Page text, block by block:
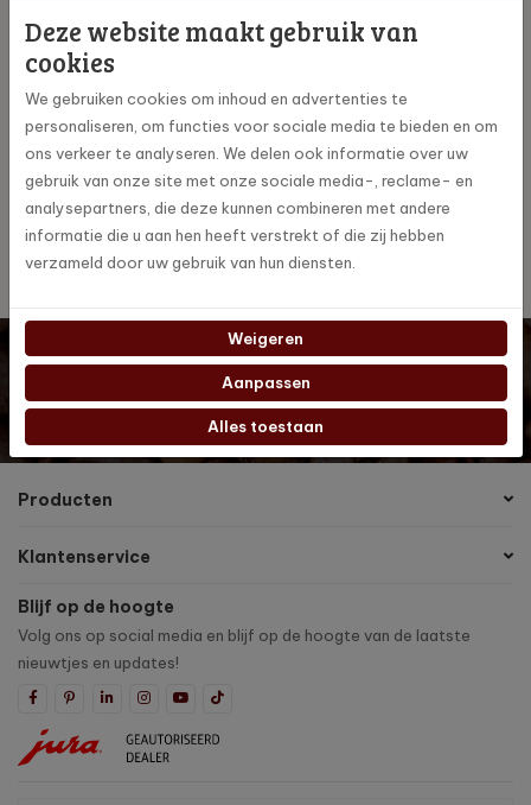
Specificaties
Merk Jura
Aantal doekjes 5 stuks
Wil je op de hoogte blijven? Schrijf je dan in voor onze
digitale nieuwsbrief!
Inschrijven
Ja, ik schrijf me in voor de maandelijkse marketingpromoties
Producten
Klantenservice
Blijf op de hoogte
Volg ons op social media en blijf op de hoogte van de laatste
nieuwtjes en updates!
Deze website maakt gebruik van
cookies
We gebruiken cookies om inhoud en advertenties te
personaliseren, om functies voor sociale media te bieden en om
ons verkeer te analyseren. We delen ook informatie over uw
gebruik van onze site met onze sociale media-, reclame- en
analysepartners, die deze kunnen combineren met andere
informatie die u aan hen heeft verstrekt of die zij hebben
verzameld door uw gebruik van hun diensten.
Weigeren
Aanpassen
Alles toestaan